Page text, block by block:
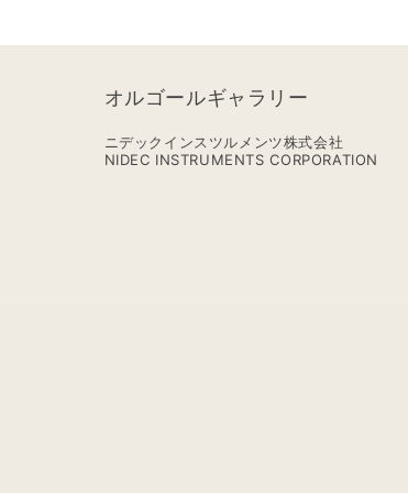
オルゴールギャラリー
ニデックインスツルメンツ株式会社
NIDEC INSTRUMENTS CORPORATION